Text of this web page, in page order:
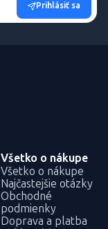
Prihlásiť sa
Všetko o nákupe
Všetko o nákupe
Najčastejšie otázky
Obchodné
podmienky
Doprava a platba